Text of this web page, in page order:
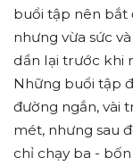
buổi tập nên bắt
nhưng vừa sức
dần lại trước khi
Những buổi tập
đường ngắn, vài
mét, nhưng sau
chỉ chạy ba -